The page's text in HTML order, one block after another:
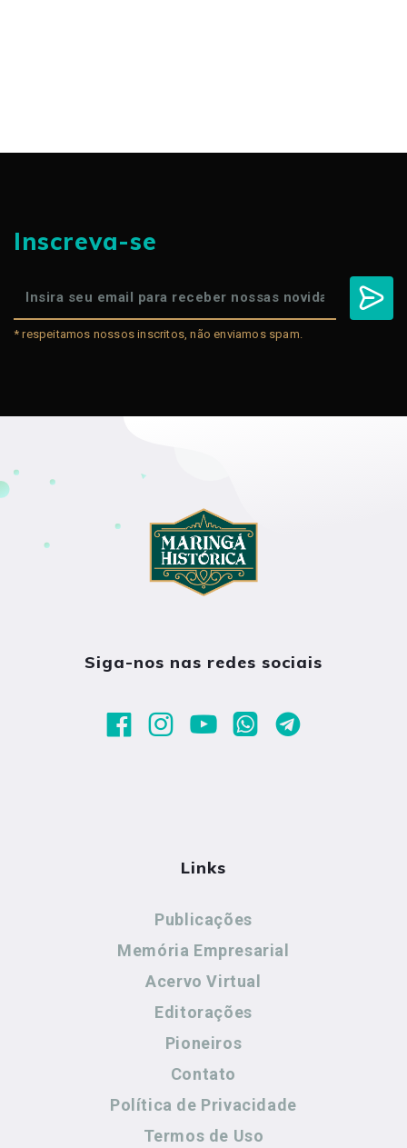
Inscreva-se
* respeitamos nossos inscritos, não enviamos spam.
Siga-nos nas redes sociais
Links
Publicações
Memória Empresarial
Acervo Virtual
Editorações
Pioneiros
Contato
Política de Privacidade
Termos de Uso